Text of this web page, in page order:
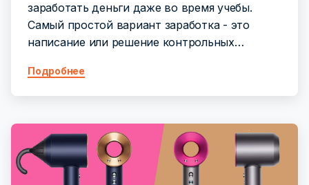
заработать деньги даже во время учебы.
Самый простой вариант заработка - это
написание или решение контрольных…
Подробнее